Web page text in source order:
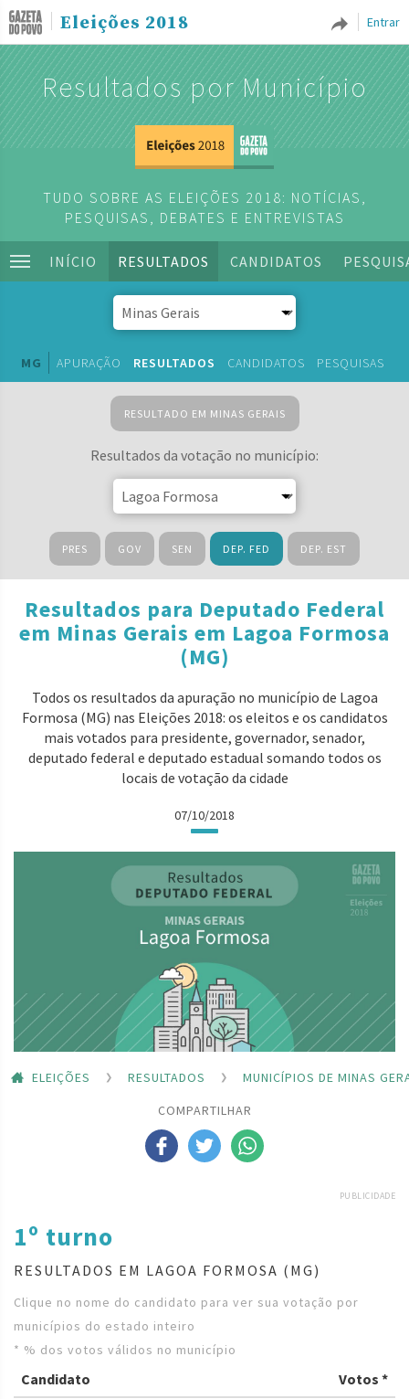
Entrar
Eleições 2018
Resultados por Município
TUDO SOBRE AS ELEIÇÕES 2018: NOTÍCIAS,
PESQUISAS, DEBATES E ENTREVISTAS
INÍCIO RESULTADOS CANDIDATOS
MG APURAÇÃO RESULTADOS CANDIDATOS PESQUISAS
RESULTADO EM MINAS GERAIS
Resultados da votação no município:
PRES GOV SEN DEP. FED DEP. EST
Resultados para Deputado Federal
em Minas Gerais em Lagoa Formosa
(MG)
Todos os resultados da apuração no município de Lagoa
Formosa (MG) nas Eleições 2018: os eleitos e os candidatos
mais votados para presidente, governador, senador,
deputado federal e deputado estadual somando todos os
locais de votação da cidade
07/10/2018
ELEIÇÕES RESULTADOS
MUNICÍPIOS DE MINAS
COMPARTILHAR
PUBLICIDADE
1º turno
RESULTADOS EM LAGOA FORMOSA (MG)
Clique no nome do candidato para ver sua votação por
municípios do estado inteiro
* % dos votos válidos no município
Candidato Votos *